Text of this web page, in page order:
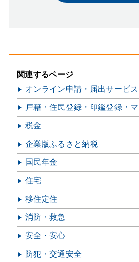
関連するページ
オンライン申請・届出サービス
戸籍・住民登録・印鑑登録・
税金
企業版ふるさと納税
国民年金
住宅
移住定住
消防・救急
安全・安心
防犯・交通安全